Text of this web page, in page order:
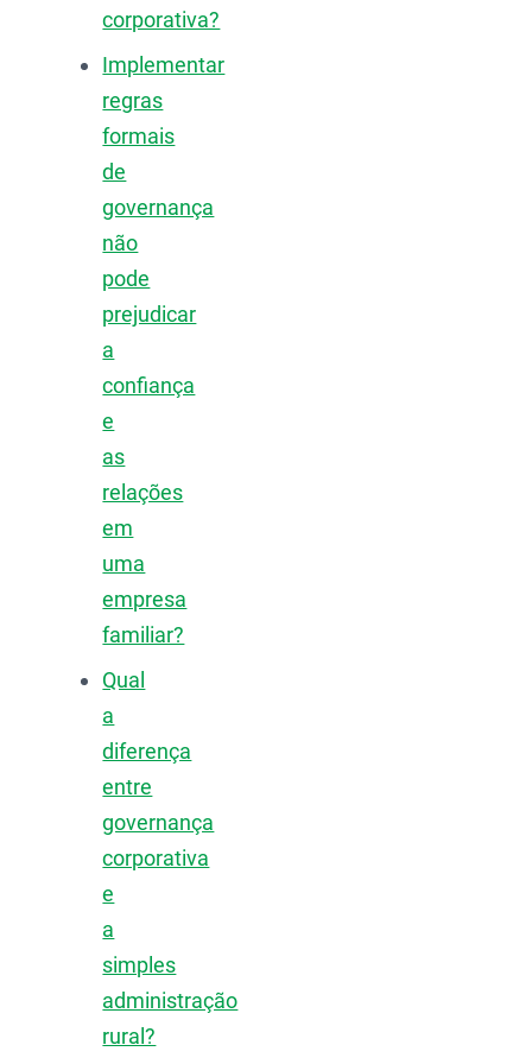
corporativa?
Implementar
regras
formais
de
governança
não
pode
prejudicar
a
confiança
e
as
relações
em
uma
empresa
familiar?
Qual
a
diferença
entre
governança
corporativa
e
a
simples
administração
rural?